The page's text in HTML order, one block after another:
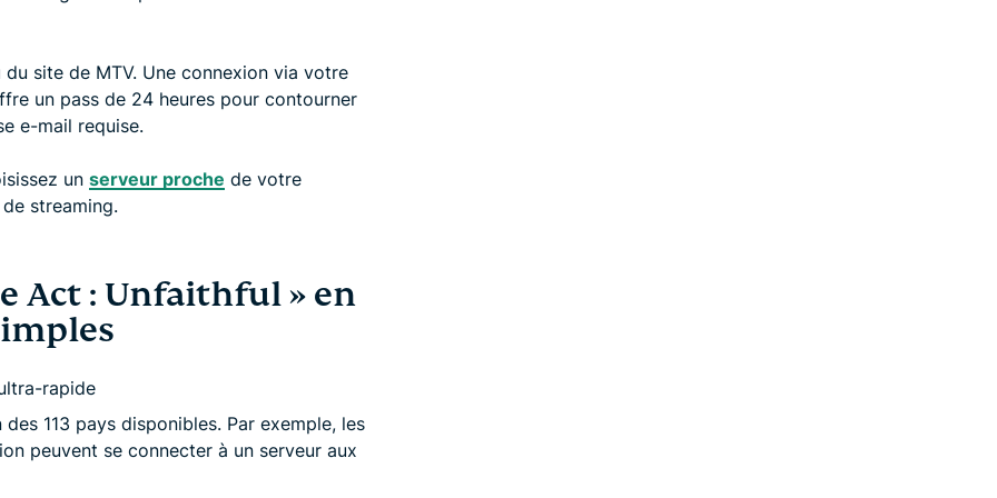
site de MTV. Une connexion via votre
un pass de 24 heures pour contourner
e-mail requise.
un serveur proche de votre
streaming.
Act : Unfaithful » en
rapide
113 pays disponibles. Par exemple, les
peuvent se connecter à un serveur aux